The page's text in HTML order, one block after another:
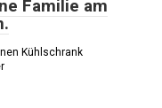
Familie am
Kühlschrank